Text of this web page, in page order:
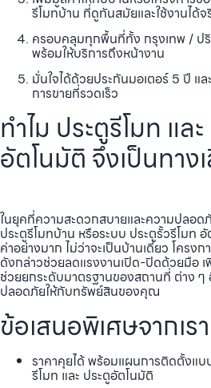
รีโมทบ้าน ที่ดูทันสมัยและใช้งานได้จ
ครอบคลุมทุกพื้นที่ทั้ง กรุงเทพ / ป
พร้อมให้บริการถึงหน้างาน
มั่นใจได้ด้วยประกันมอเตอร์ 5 ปี แ
การขายที่รวดเร็ว
ทำไม ประตูรีโมท แล
อัตโนมัติ จึงเป็นทา
ในยุคที่ความสะดวกสบายและความปลอ
ประตูรีโมทบ้าน หรือระบบ ประตูรั้วรีโมท
ค่าอย่างมาก ไม่ว่าจะเป็นบ้านเดี่ยว โครง
ดังกล่าวช่วยลดแรงงานเปิด-ปิดด้วยมือ เ
ช่วยยกระดับมาตรฐานของสถานที่ ต่าง
ปลอดภัยให้กับทรัพย์สินของคุณ
ข้อเสนอพิเศษจากเรา
ราคาคุยได้ พร้อมแผนการติดตั้งแ
รีโมท และ ประตูอัตโนมัติ